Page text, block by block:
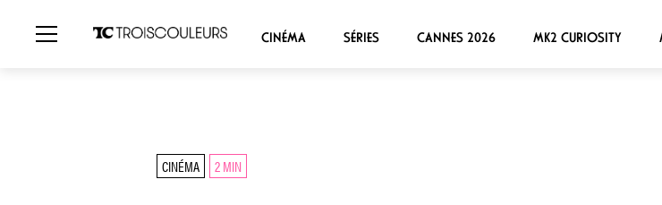
CINÉMA SÉRIES CANNES 2026 MK2 CURIOSITY
CINÉMA 2 MIN